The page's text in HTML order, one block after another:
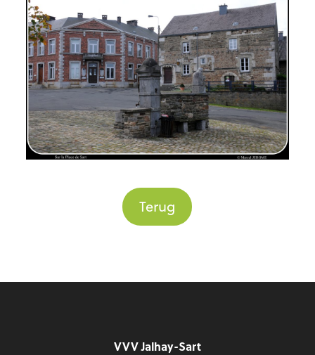
Terug
VVV Jalhay-Sart